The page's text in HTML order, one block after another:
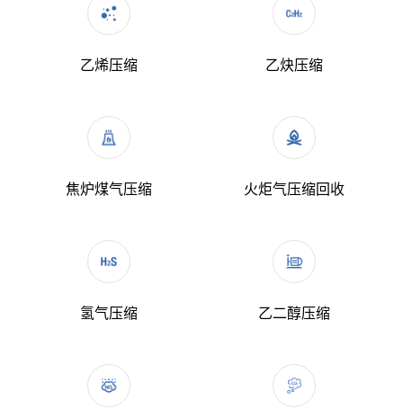
乙烯压缩 乙炔压缩
焦炉煤气压缩 火炬气压缩回收
氢气压缩 乙二醇压缩